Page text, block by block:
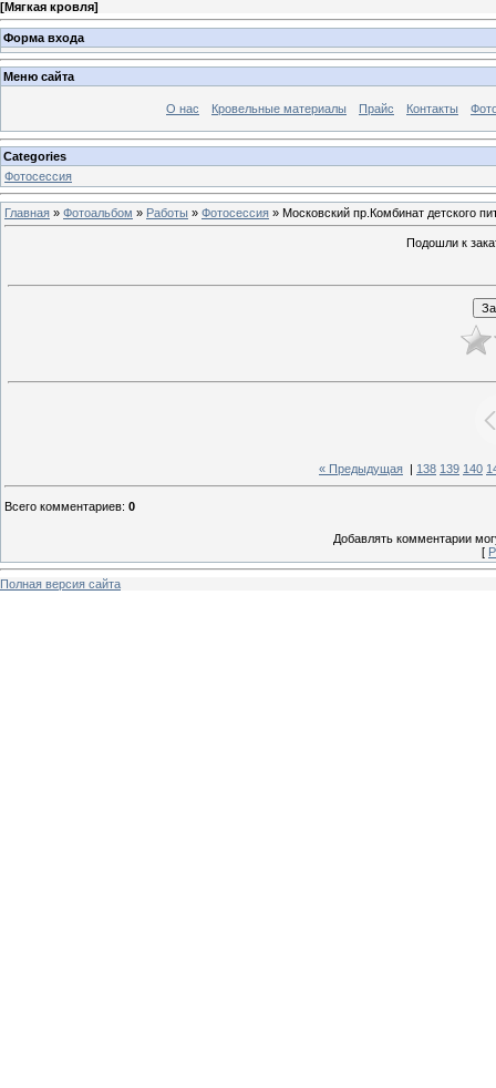
[Мягкая кровля]
Форма входа
Меню сайта
О нас Кровельные материалы Прайс Контакты
Categories
Фотосессия
Главная » Фотоальбом » Работы » Фотосессия » Московский пр.Комбинат детского
Подошли к
« Предыдущая 138 139 140
Всего комментариев: 0
Добавлять комментарии
[
Полная версия сайта